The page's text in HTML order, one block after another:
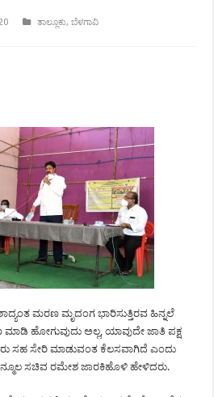
ತಾಲ್ಲೂಕು,ಬೆಳಗಾವಿ
ಮರಣ ಮೃದಂಗ ಭಾರಿಸುತ್ತಿರವ ಹಿನ್ನಲೆ
ಹೋಗುವುದು ಅಲ್ಲ, ಯಾವುದೇ ಜಾತಿ ಪಕ್ಷ
ಸಹ ಸೇರಿ ಮಾಡುವಂತ ಕೆಲಸವಾಗಿದೆ ಎಂದು
ಸಚಿವ ರಮೇಶ ಜಾರಕಿಹೊಳಿ ಹೇಳಿದರು.